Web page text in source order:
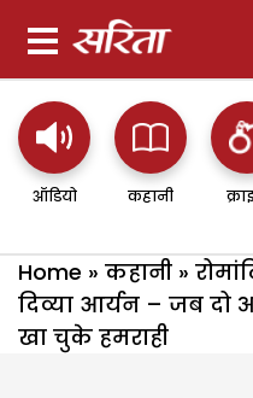
ऑडियो कहानी
Home » कहानी »
दिव्या आर्यन – जब दो
खा चुके हमराही